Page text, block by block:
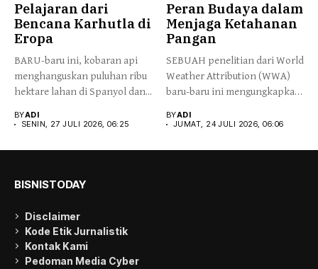
Pelajaran dari
Bencana Karhutla di
Eropa
BARU-baru ini, kobaran api
menghanguskan puluhan ribu
hektare lahan di Spanyol dan...
BYADI
SENIN, 27 JULI 2026, 06:25
Peran Budaya dalam
Menjaga Ketahanan
Pangan
SEBUAH penelitian dari World
Weather Attribution (WWA)
baru-baru ini mengungkapkan
BYADI
JUMAT, 24 JULI 2026, 06:06
BISNISTODAY
Disclaimer
Kode Etik Jurnalistik
Kontak Kami
Pedoman Media Cyber